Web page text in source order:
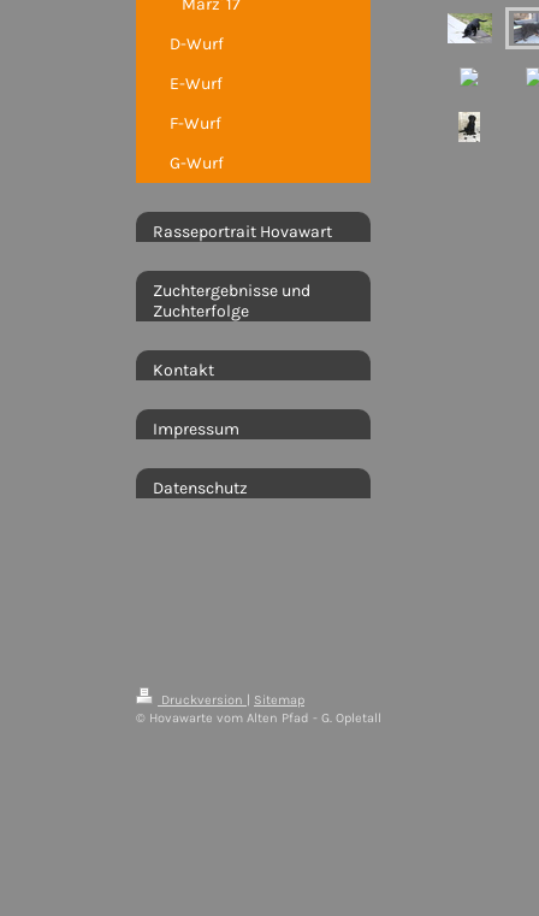
März´17
D-Wurf
E-Wurf
F-Wurf
G-Wurf
Rasseportrait Hovawart
Zuchtergebnisse und
Zuchterfolge
Kontakt
Impressum
Datenschutz
Druckversion | Sitemap
© Hovawarte vom Alten Pfad - G. Opletall